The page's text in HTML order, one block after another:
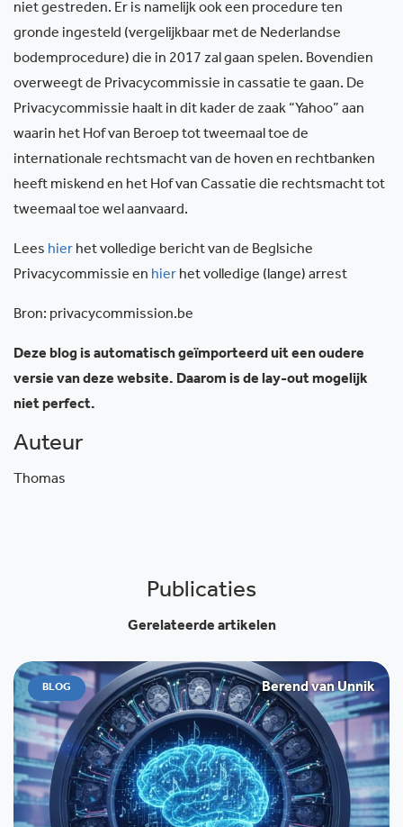
niet gestreden. Er is namelijk ook een procedure ten
gronde ingesteld (vergelijkbaar met de Nederlandse
bodemprocedure) die in 2017 zal gaan spelen. Bovendien
overweegt de Privacycommissie in cassatie te gaan. De
Privacycommissie haalt in dit kader de zaak “Yahoo” aan
waarin het Hof van Beroep tot tweemaal toe de
internationale rechtsmacht van de hoven en rechtbanken
heeft miskend en het Hof van Cassatie die rechtsmacht tot
tweemaal toe wel aanvaard.
Lees hier het volledige bericht van de Beglsiche
Privacycommissie en hier het volledige (lange) arrest
Bron: privacycommission.be
Deze blog is automatisch geïmporteerd uit een oudere
versie van deze website. Daarom is de lay-out mogelijk
niet perfect.
Auteur
Thomas
Publicaties
Gerelateerde artikelen
BLOG Berend van Unnik